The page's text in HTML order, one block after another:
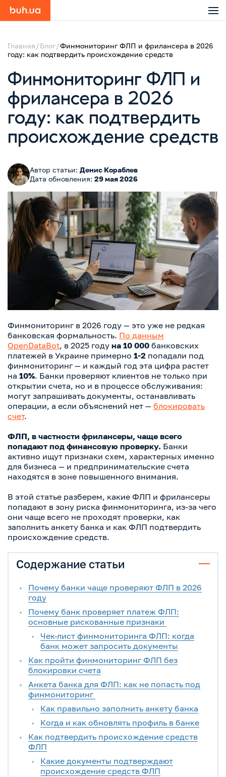
Главная Блог Финмониторинг ФЛП и фрилансера в 2026
году: как подтвердить происхождение средств
Финмониторинг ФЛП и
фрилансера в 2026
году: как подтвердить
происхождение средств
Автор статьи: Денис Кораблев
Дата обновления: 29 мая 2026
Финмониторинг в 2026 году — это уже не редкая
банковская формальность. По данным
OpenDataBot, в 2025 году на 10 000 банковских
платежей в Украине примерно 1-2 попадали под
финмониторинг — и каждый год эта цифра растет
на 10%. Банки проверяют клиентов не только при
открытии счета, но и в процессе обслуживания:
могут запрашивать документы, останавливать
операции, а если объяснений нет — блокировать
счет.
ФЛП, в частности фрилансеры, чаще всего
попадают под финансовую проверку. Банки
активно ищут признаки схем, характерных именно
для бизнеса — и предпринимательские счета
находятся в зоне повышенного внимания.
В этой статье разберем, какие ФЛП и фрилансеры
попадают в зону риска финмониторинга, из-за чего
они чаще всего не проходят проверки, как
заполнить анкету банка и как ФЛП подтвердить
происхождение средств.
Содержание статьи
Почему банки чаще проверяют ФЛП в 2026
году
Почему банк проверяет платеж ФЛП:
основные рискованные признаки
Чек-лист финмониторинга ФЛП: когда
банк может запросить документы
Как пройти финмониторинг ФЛП без
блокировки счета
Анкета банка для ФЛП: как не попасть под
финмониторинг
Как правильно заполнить анкету банка
Когда и как обновлять профиль в банке
Как подтвердить происхождение средств
ФЛП
Какие документы подтверждают
происхождение средств ФЛП